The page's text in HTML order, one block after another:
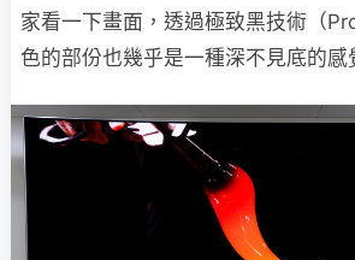
家看一下畫面，透過極致黑技術（
色的部份也幾乎是一種深不見底的感